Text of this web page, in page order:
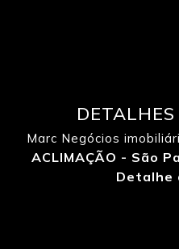
Marc Negócios
ACLIMAÇÃO - São
Detalhe